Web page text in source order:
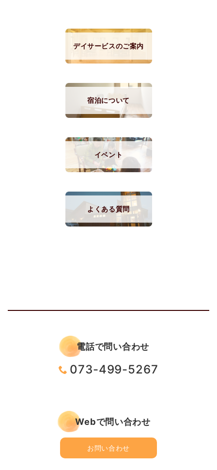
デイサービスのご案内
宿泊について
イベント
よくある質問
電話で問い合わせ
073-499-5267
Webで問い合わせ
お問い合わせ